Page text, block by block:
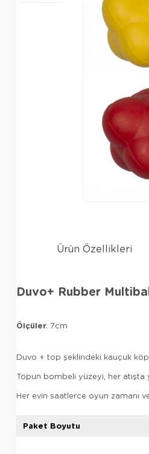
Ürün Özellikleri
Duvo+ Rubber
Ölçüler: 7cm
Duvo + top şeklindeki kauçuk
Topun bombeli yüzeyi, her atışta
Her evin saatlerce oyun zamanı
Paket Boyutu